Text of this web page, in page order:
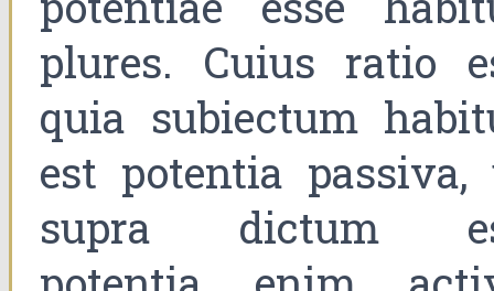
plures. Cuius ratio
quia subiectum
est potentia passiva,
supra dictum